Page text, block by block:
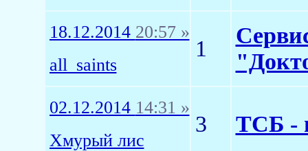
18.12.2014 20:57 »
all_saints
1
02.12.2014 14:31 »
Хмурый лис
3 ТСБ -